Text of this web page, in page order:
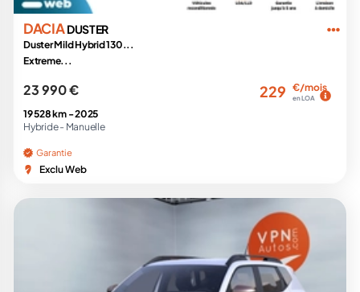
DACIADUSTER
Duster Mild Hybrid 130...
Extreme...
23 990 € 229 €/mois
en LOA
19 528 km -2025
Hybride - Manuelle
Garantie
Exclu Web